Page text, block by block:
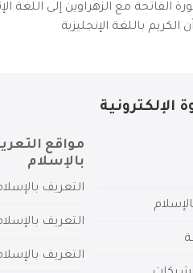
الفاتحة مع الزهراوين إلى اللغة
الكريم باللغة الإنجليزية
الإلكترونية
مواقع
بالإسلام
التعريف
التعريف
التعريف